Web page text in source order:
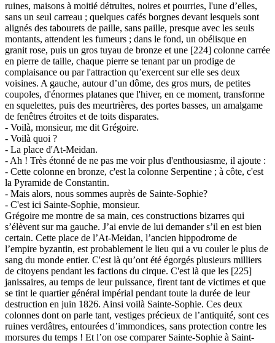
ruines, maisons à moitié détruites, noires et pourries, l'une d’elles,
sans un seul carreau ; quelques cafés borgnes devant lesquels sont
alignés des tabourets de paille, sans paille, presque avec les seuls
montants, attendent les fumeurs ; dans le fond, un obélisque en
granit rose, puis un gros tuyau de bronze et une [224] colonne carrée
en pierre de taille, chaque pierre se tenant par un prodige de
complaisance ou par l'attraction qu’exercent sur elle ses deux
voisines. A gauche, autour d’un dôme, des gros murs, de petites
coupoles, d'énormes platanes que l'hiver, en ce moment, transforme
en squelettes, puis des meurtrières, des portes basses, un amalgame
de fenêtres étroites et de toits disparates.
- Voilà, monsieur, me dit Grégoire.
- Voilà quoi ?
- La place d'At-Meidan.
- Ah ! Très étonné de ne pas me voir plus d'enthousiasme, il ajoute :
- Cette colonne en bronze, c'est la colonne Serpentine ; à côte, c'est
la Pyramide de Constantin.
- Mais alors, nous sommes auprès de Sainte-Sophie?
- C'est ici Sainte-Sophie, monsieur.
Grégoire me montre de sa main, ces constructions bizarres qui
s’élèvent sur ma gauche. J’ai envie de lui demander s’il en est bien
certain. Cette place de l’At-Meidan, l’ancien hippodrome de
l’empire byzantin, est probablement le lieu qui a vu couler le plus de
sang du monde entier. C'est là qu’ont été égorgés plusieurs milliers
de citoyens pendant les factions du cirque. C'est là que les [225]
janissaires, au temps de leur puissance, firent tant de victimes et que
se tint le quartier général impérial pendant toute la durée de leur
destruction en juin 1826. Ainsi voilà Sainte-Sophie. Ces deux
colonnes dont on parle tant, vestiges précieux de l’antiquité, sont ces
ruines verdâtres, entourées d’immondices, sans protection contre les
morsures du temps ! Et l’on ose comparer Sainte-Sophie à Saint-